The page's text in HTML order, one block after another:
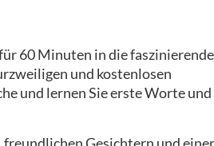
60 Minuten in die faszinierende
und kostenlosen
und lernen Sie erste Worte und